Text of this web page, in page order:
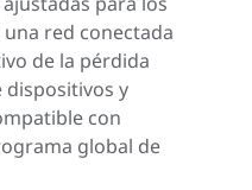
red conectada
de la pérdida
dispositivos y
con
global de